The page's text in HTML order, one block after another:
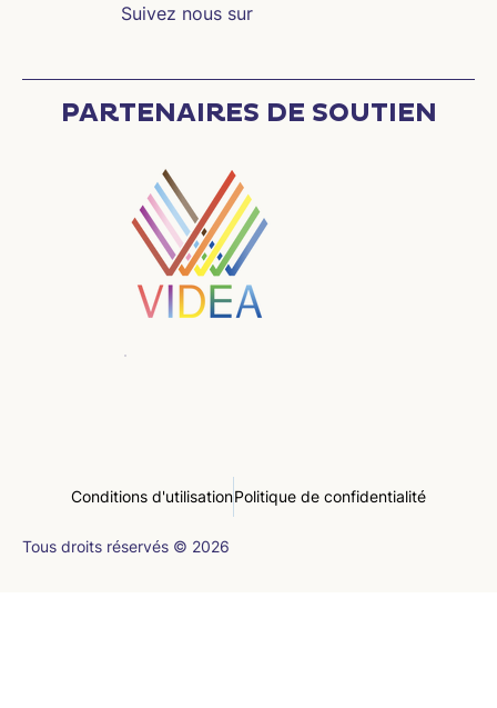
Suivez nous sur
PARTENAIRES DE SOUTIEN
Tous droits réservés © 2026
Conditions d'utilisationPolitique de confidentialité